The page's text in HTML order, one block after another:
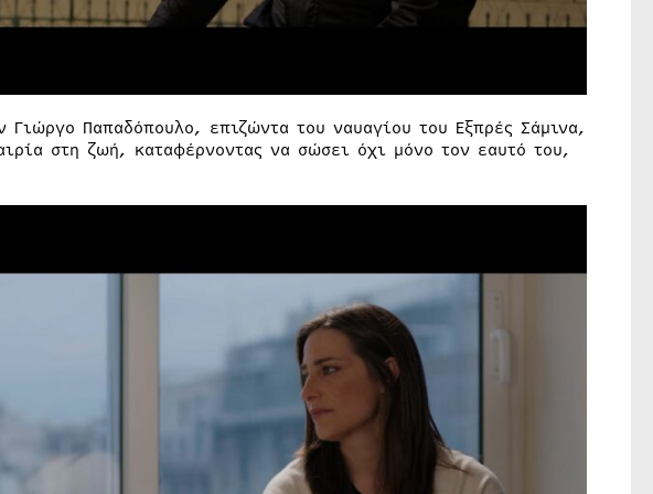
Παπαδόπουλο, επιζώντα του ναυαγίου του Εξπρές Σάμινα,
στη ζωή, καταφέρνοντας να σώσει όχι μόνο τον εαυτό του,